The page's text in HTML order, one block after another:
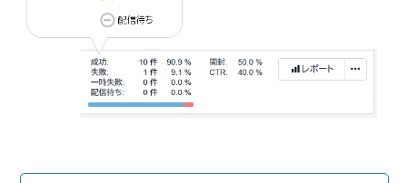
緊急参集・安否確認
（当社グループ企業）
セキュリティ対策
デジタルマーケティング